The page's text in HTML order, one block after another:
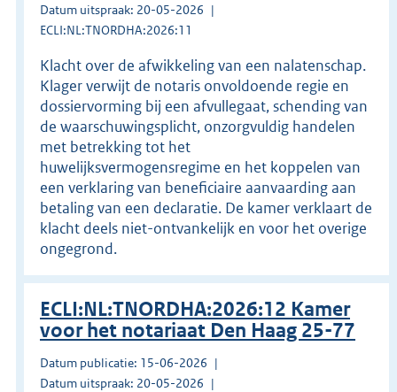
Datum uitspraak: 20-05-2026
ECLI:NL:TNORDHA:2026:11
Klacht over de afwikkeling van een nalatenschap.
Klager verwijt de notaris onvoldoende regie en
dossiervorming bij een afvullegaat, schending van
de waarschuwingsplicht, onzorgvuldig handelen
met betrekking tot het
huwelijksvermogensregime en het koppelen van
een verklaring van beneficiaire aanvaarding aan
betaling van een declaratie. De kamer verklaart de
klacht deels niet-ontvankelijk en voor het overige
ongegrond.
ECLI:NL:TNORDHA:2026:12 Kamer
voor het notariaat Den Haag 25-77
Datum publicatie: 15-06-2026
Datum uitspraak: 20-05-2026